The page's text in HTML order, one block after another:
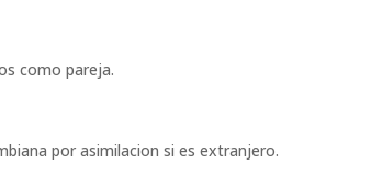
como pareja.
por asimilacion si es extranjero.